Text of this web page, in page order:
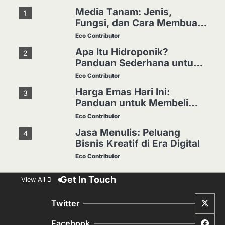
1
Media Tanam: Jenis,
Fungsi, dan Cara Membuat
yang Subur
Eco Contributor
2
Apa Itu Hidroponik?
Panduan Sederhana untuk
Pemula
Eco Contributor
3
Harga Emas Hari Ini:
Panduan untuk Membeli
dan Investasi
Eco Contributor
4
Jasa Menulis: Peluang
Bisnis Kreatif di Era Digital
Eco Contributor
5
Jasa Desain: Peluang
Usaha Kreatif di Era Digital
View All Get In Touch
Twitter